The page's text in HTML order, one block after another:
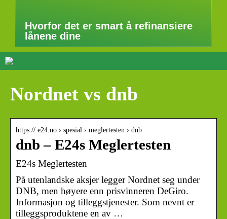
Hvorfor det er smart å refinansiere
lånene dine
Nordnet vs dnb
https:// e24.no › spesial › meglertesten › dnb
dnb – E24s Meglertesten
E24s Meglertesten
På utenlandske aksjer legger Nordnet seg under
DNB, men høyere enn prisvinneren DeGiro.
Informasjon og tilleggstjenester. Som nevnt er
tilleggsproduktene en av …